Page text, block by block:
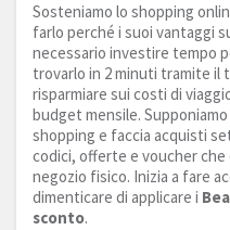
Sosteniamo lo shopping
farlo perché i suoi vantaggi
necessario investire tempo
trovarlo in 2 minuti tramite il
risparmiare sui costi di
budget mensile.
shopping e faccia acquisti
codici, offerte e voucher
negozio fisico. Inizia a fare
dimenticare di applicare i
sconto.